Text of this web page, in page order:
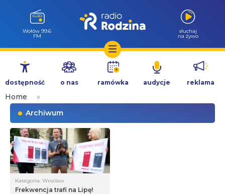
Przejdź
treści
Wołów 99.6
FM
słuchaj
na żywo
dostępność o nas ramówka audycje reklama
Home
»
Archiwum
Kategoria: Wrocław
Frekwencja trafi na Lipę!